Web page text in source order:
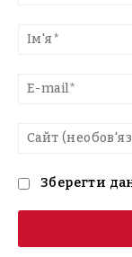
текст
Зберегти